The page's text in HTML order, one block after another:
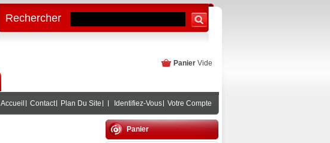
Panier Vide
Accueil Contact Plan Du Site Identifiez-Vous Votre Compte
Rechercher
Panier